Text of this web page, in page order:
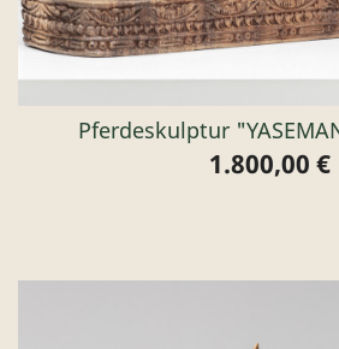
Pferdeskulptur
Preis
1.800,00 €